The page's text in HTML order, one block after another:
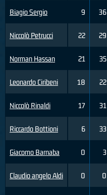
Biagio Sergio
Niccolò Petrucci
Norman Hassan
Leonardo Ciribeni
Niccolò Rinaldi
Riccardo Bottioni
Giacomo Barnaba
Claudio angelo Aldi
9 36
22 29
21 35
18 22
17 31
6 33
0 3
0 0